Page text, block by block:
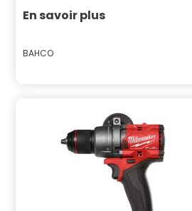
En savoir plus
BAHCO